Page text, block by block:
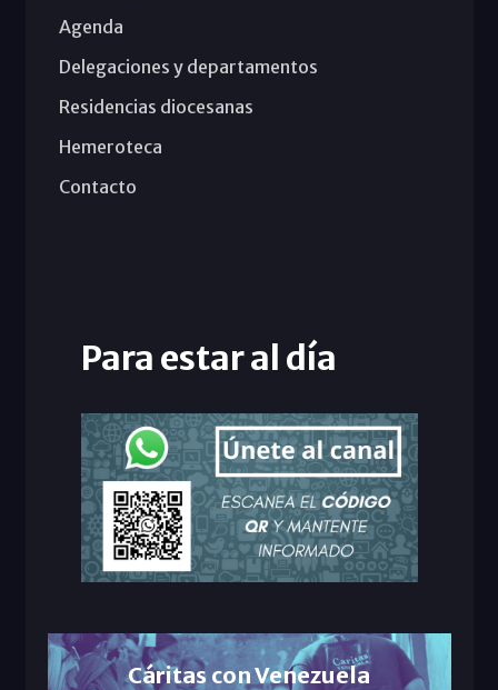
Agenda
Delegaciones y departamentos
Residencias diocesanas
Hemeroteca
Contacto
Para estar al día
Cáritas con Venezuela